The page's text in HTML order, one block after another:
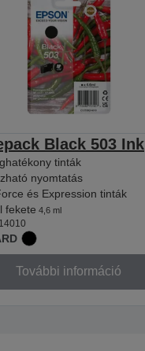
Black 503 Ink
tinták
nyomtatás
és Expression tinták
fekete 4,6 ml
További információ